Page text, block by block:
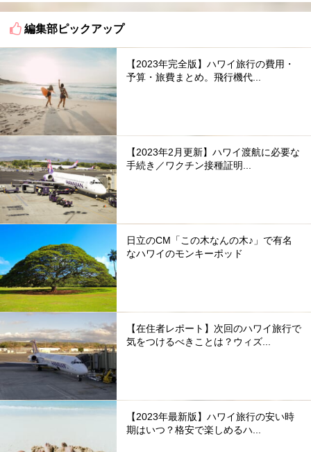
編集部ピックアップ
【2023年完全版】ハワイ旅行の費用・
予算・旅費まとめ。飛行機代...
【2023年2月更新】ハワイ渡航に必要な
手続き／ワクチン接種証明...
日立のCM「この木なんの木♪」で有名
なハワイのモンキーポッド
【在住者レポート】次回のハワイ旅行で
気をつけるべきことは？ウィズ...
【2023年最新版】ハワイ旅行の安い時
期はいつ？格安で楽しめるハ...